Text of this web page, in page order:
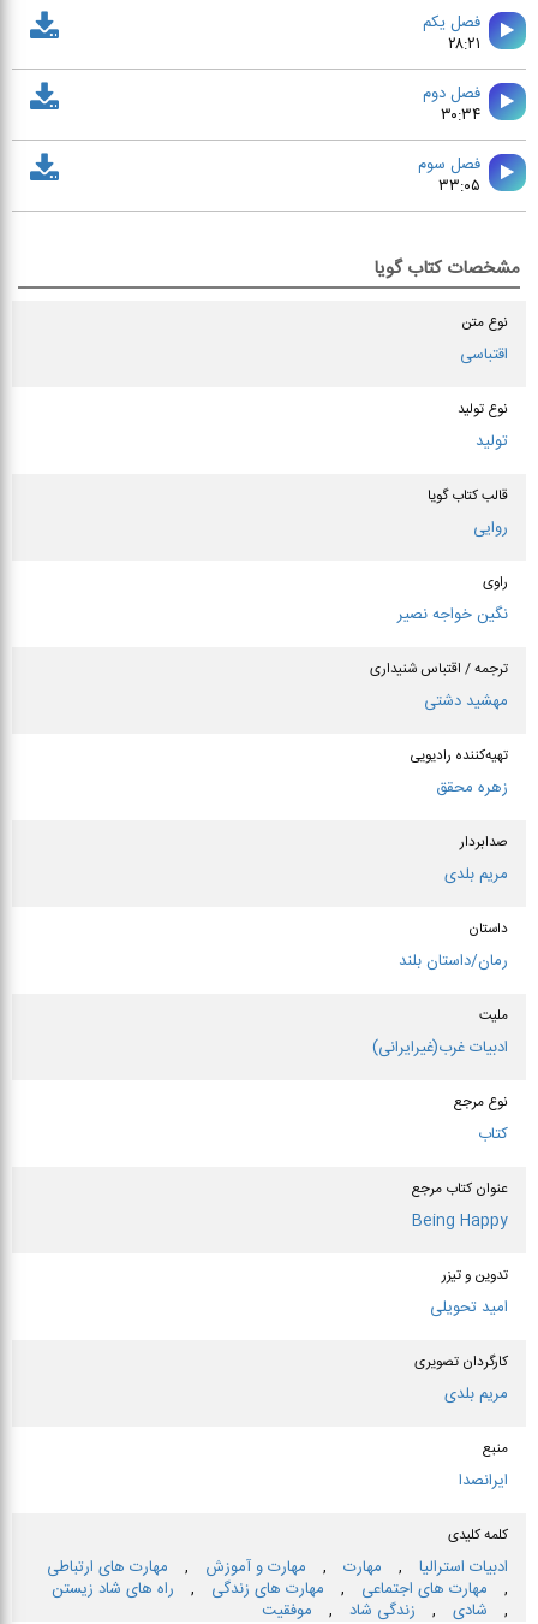
فصل يكم
۲۸:۲۱
فصل دوم
۳۰:۳۴
فصل سوم
۳۳:۰۵
مشخصات کتاب گویا
نوع متن
اقتباسی
نوع تولید
تولید
قالب کتاب گویا
روایی
راوی
نگین خواجه نصیر
ترجمه / اقتباس شنیداری
مهشید دشتی
تهیه‌کننده رادیویی
زهره محقق
صدابردار
مریم بلدی
داستان
رمان/داستان بلند
ملیت
ادبیات غرب(غیرایرانی)
نوع مرجع
کتاب
عنوان كتاب مرجع
Being Happy
تدوین و تیزر
امید تحویلی
کارگردان تصویری
مریم بلدی
منبع
ایرانصدا
کلمه کلیدی
ادبیات استرالیا , مهارت , مهارت و آموزش ,
مهارت های ارتباطی
,
مهارت های اجتماعی , مهارت های زندگی ,
راه های شاد زیستن
,
شادی , زندگی شاد , موفقیت